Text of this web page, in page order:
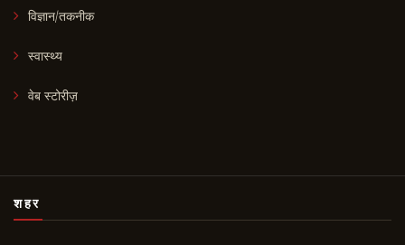
विज्ञान/तकनीक
स्वास्थ्य
वेब स्टोरीज़
शहर